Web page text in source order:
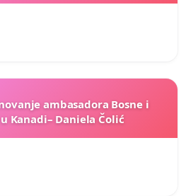
ambasadora Bosne i
Kanadi– Daniela Čolić